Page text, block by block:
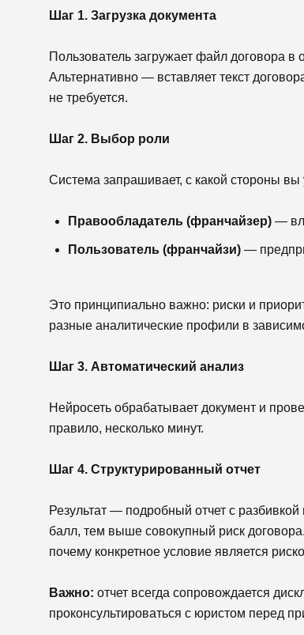
Шаг 1. Загрузка документа
Пользователь загружает файл договора
Альтернативно — вставляет текст
не требуется.
Шаг 2. Выбор роли
Система запрашивает, с какой стороны вы
Правообладатель (франчайзер) —
Пользователь (франчайзи) —
Это принципиально важно: риски и
разные аналитические профили в
Шаг 3. Автоматический анализ
Нейросеть обрабатывает документ и
правило, несколько минут.
Шаг 4. Структурированный отчет
Результат — подробный отчет с
балл, тем выше совокупный риск
почему конкретное условие является
Важно: отчет всегда сопровождается
проконсультироваться с юристом перед